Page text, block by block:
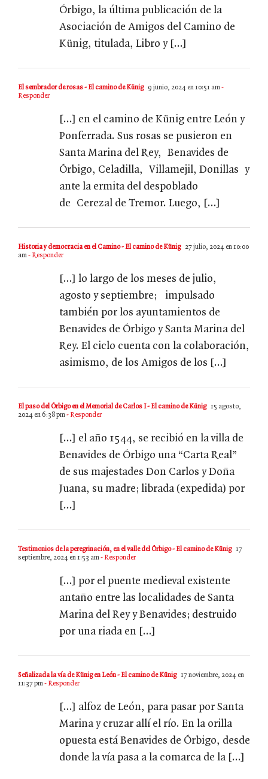
Órbigo, la última publicación de la
Asociación de Amigos del Camino de
Künig, titulada, Libro y […]
El sembrador de rosas - El camino de Künig 9 junio, 2024 en 10:51 am-
Responder
[…] en el camino de Künig entre León y
Ponferrada. Sus rosas se pusieron en
Santa Marina del Rey, Benavides de
Órbigo, Celadilla, Villamejil, Donillas y
ante la ermita del despoblado
de Cerezal de Tremor. Luego, […]
Historia y democracia en el Camino - El camino de Künig 27 julio, 2024 en 10:00
am- Responder
[…] lo largo de los meses de julio,
agosto y septiembre; impulsado
también por los ayuntamientos de
Benavides de Órbigo y Santa Marina del
Rey. El ciclo cuenta con la colaboración,
asimismo, de los Amigos de los […]
El paso del Órbigo en el Memorial de Carlos I - El camino de Künig 15 agosto,
2024 en 6:38 pm- Responder
[…] el año 1544, se recibió en la villa de
Benavides de Órbigo una “Carta Real”
de sus majestades Don Carlos y Doña
Juana, su madre; librada (expedida) por
[…]
Testimonios de la peregrinación, en el valle del Órbigo - El camino de Künig 17
septiembre, 2024 en 1:53 am- Responder
[…] por el puente medieval existente
antaño entre las localidades de Santa
Marina del Rey y Benavides; destruido
por una riada en […]
Señalizada la vía de Künig en León - El camino de Künig 17 noviembre, 2024 en
11:37 pm- Responder
[…] alfoz de León, para pasar por Santa
Marina y cruzar allí el río. En la orilla
opuesta está Benavides de Órbigo, desde
donde la vía pasa a la comarca de la […]